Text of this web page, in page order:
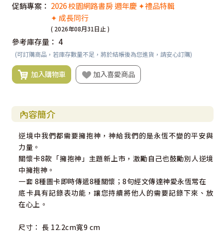
促銷專案： 2026 校園網路書房 週年慶 ✦禮品特輯
✦ 成長同行
( 2026年08月31日止 )
參考庫存量： 4
(可訂購商品，若庫存數量不足，將於結帳後為您進貨，請安心訂購)
加入購物車 加入喜愛商品
內容簡介
逆境中我們都需要擁抱神，神給我們的是永恆不變的平安與
力量。
關懷卡8款「擁抱神」主題新上市，激勵自己也鼓勵別人逆境
中擁抱神。
一套 8種圖卡即時傳遞8種關懷；8句經文傳達神愛永恆常在
底卡具有記錄表功能，讓您持續將他人的需要記錄下來、放
在心上。
尺寸： 長 12.2cm寬9 cm